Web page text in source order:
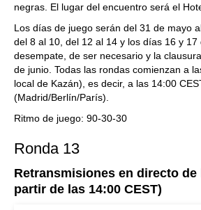
negras. El lugar del encuentro será el
Los días de juego serán del 31 de mayo
del 8 al 10, del 12 al 14 y los días 16 y 17
desempate, de ser necesario y la
de junio. Todas las rondas comienzan a
local de Kazán), es decir, a las 14:00
(Madrid/Berlín/París).
Ritmo de juego: 90-30-30
Ronda 13
Retransmisiones en directo de
partir de las 14:00 CEST)